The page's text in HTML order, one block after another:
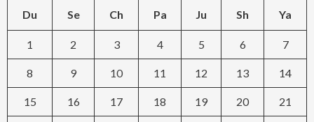
Du Se Ch Pa Ju Sh Ya
1 2 3 4 5 6 7
8 9 10 11 12 13 14
15 16 17 18 19 20 21